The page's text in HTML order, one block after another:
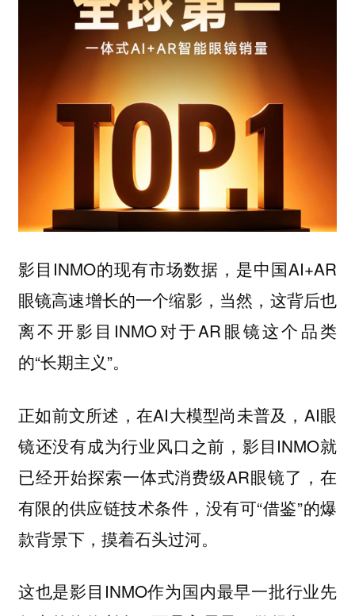
影目INMO的现有市场数据，是中国AI+AR
眼镜高速增长的一个缩影，当然，这背后也
离不开影目INMO对于AR眼镜这个品类
的“长期主义”。
正如前文所述，在AI大模型尚未普及，AI眼
镜还没有成为行业风口之前，影目INMO就
已经开始探索一体式消费级AR眼镜了，在
有限的供应链技术条件，没有可“借鉴”的爆
款背景下，摸着石头过河。
这也是影目INMO作为国内最早一批行业先